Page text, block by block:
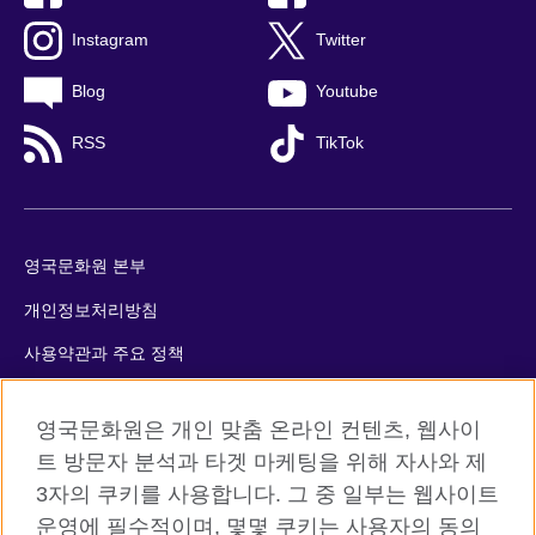
Instagram Twitter
Blog Youtube
RSS TikTok
영국문화원 본부
개인정보처리방침
사용약관과 주요 정책
사이트맵
© 2026 British Council
영국문화원은 개인 맞춤 온라인 컨텐츠, 웹사이
트 방문자 분석과 타겟 마케팅을 위해 자사와 제
3자의 쿠키를 사용합니다. 그 중 일부는 웹사이트
운영에 필수적이며, 몇몇 쿠키는 사용자의 동의